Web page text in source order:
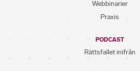
Webbinarier
Praxis
PODCAST
Rättsfallet inifrån